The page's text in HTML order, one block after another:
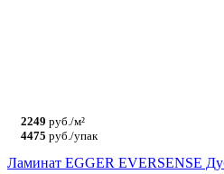
2249 руб./м²
4475 руб./упак
Ламинат EGGER EVERSENSE